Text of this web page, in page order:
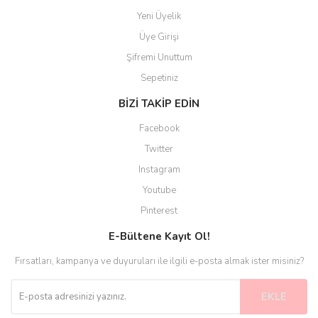
Yeni Üyelik
Üye Girişi
Şifremi Unuttum
Sepetiniz
BİZİ TAKİP EDİN
Facebook
Twitter
Instagram
Youtube
Pinterest
E-Bültene Kayıt Ol!
Fırsatları, kampanya ve duyuruları ile ilgili e-posta almak ister misiniz?
EKLE